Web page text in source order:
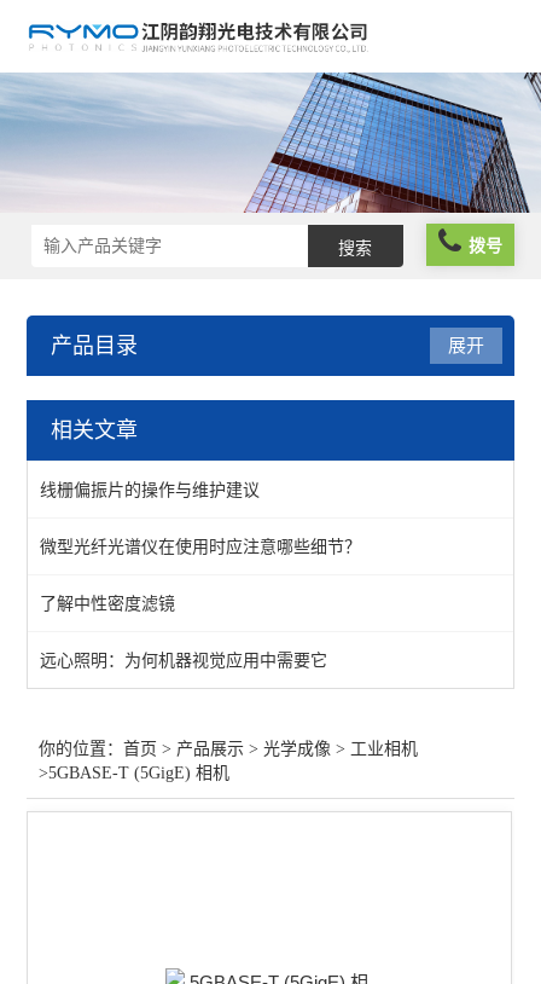
拨号
产品目录
光学成像
红外镜头
展开
相关文章
线栅偏振片的操作与维护建议
微型光纤光谱仪在使用时应注意哪些细节？
了解中性密度滤镜
远心照明：为何机器视觉应用中需要它
你的位置：首页 > 产品展示 >光学成像 > 工业相机
>5GBASE-T (5GigE) 相机